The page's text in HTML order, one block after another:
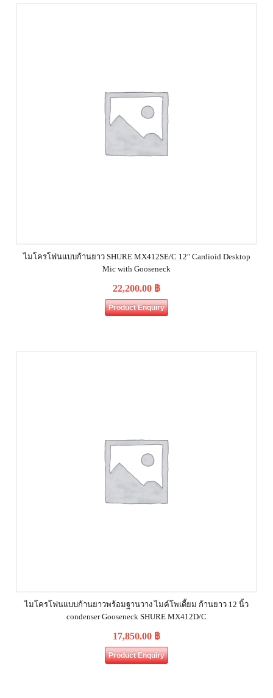
ไมโครโฟนแบบก้านยาว SHURE MX412SE/C 12″ Cardioid Desktop
Mic with Gooseneck
22,200.00 ฿
Product Enquiry
ไมโครโฟนแบบก้านยาวพร้อมฐานวาง ไมค์โพเดี้ยม ก้านยาว 12 นิ้ว
condenser Gooseneck SHURE MX412D/C
17,850.00 ฿
Product Enquiry